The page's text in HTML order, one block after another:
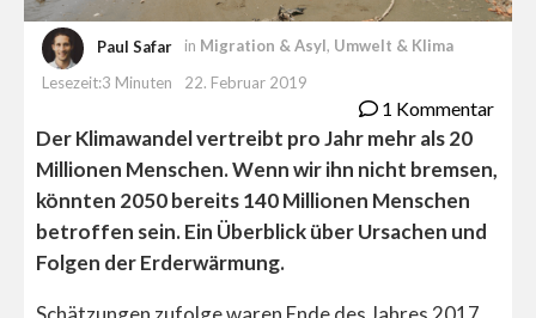
Paul Safar in Migration & Asyl, Umwelt & Klima
Lesezeit:3 Minuten
22. Februar 2019
1 Kommentar
Der Klimawandel vertreibt pro Jahr mehr als 20
Millionen Menschen. Wenn wir ihn nicht bremsen,
könnten 2050 bereits 140 Millionen Menschen
betroffen sein. Ein Überblick über Ursachen und
Folgen der Erderwärmung.